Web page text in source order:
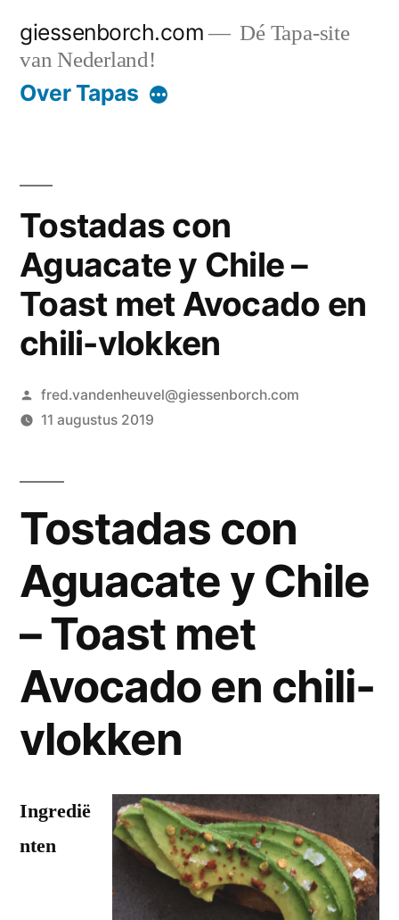
naar
giessenborch.com
Dé Tapa-site
van Nederland!
Over Tapas
Tostadas con
Aguacate y Chile –
Toast met Avocado en
chili-vlokken
Geplaatst
door
fred.vandenheuvel@giessenborch.com
11 augustus 2019
Tostadas con
Aguacate y Chile
– Toast met
Avocado en chili-
vlokken
Ingredië
nten